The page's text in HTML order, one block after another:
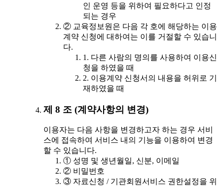
인 운영 등을 위하여 필요하다고 인정
되는 경우
② 교육정보원은 다음 각 호에 해당하는 이용
계약 신청에 대하여는 이를 거절할 수 있습니
다.
1. 다른 사람의 명의를 사용하여 이용신
청을 하였을 때
2. 이용계약 신청서의 내용을 허위로 기
재하였을 때
제 8 조 (계약사항의 변경)
이용자는 다음 사항을 변경하고자 하는 경우 서비
스에 접속하여 서비스 내의 기능을 이용하여 변경
할 수 있습니다.
① 성명 및 생년월일, 신분, 이메일
② 비밀번호
③ 자료신청 / 기관회원서비스 권한설정을 위